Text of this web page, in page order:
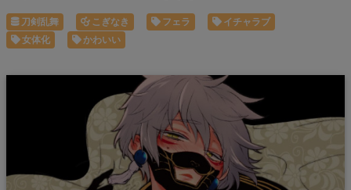
刀剣乱舞 こぎなき フェラ
イチャラブ
女体化
かわいい